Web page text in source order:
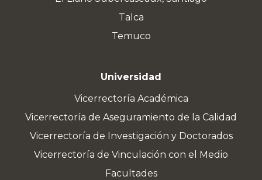
Talca
Temuco
Universidad
Vicerrectoría Académica
Vicerrectoría de Aseguramiento de la Calidad
Vicerrectoría de Investigación y Doctorados
Vicerrectoría de Vinculación con el Medio
Facultades